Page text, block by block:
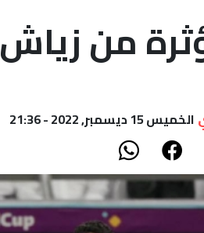
من
الخميس 15 ديسمبر, 2022 - 21:36